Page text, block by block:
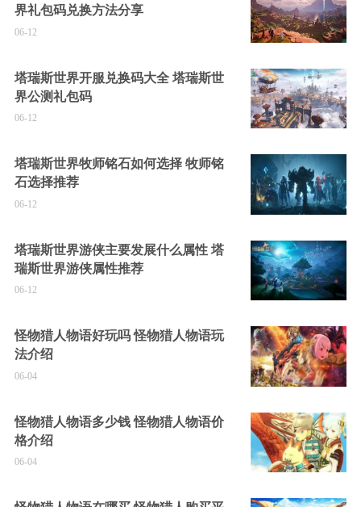
界礼包码兑换方法分享
06-12
塔瑞斯世界开服兑换码大全 塔瑞斯世
界公测礼包码
06-12
塔瑞斯世界牧师铭石如何选择 牧师铭
石选择推荐
06-12
塔瑞斯世界游侠主要发展什么属性 塔
瑞斯世界游侠属性推荐
06-12
怪物猎人物语好玩吗 怪物猎人物语玩
法介绍
06-04
怪物猎人物语多少钱 怪物猎人物语价
格介绍
06-04